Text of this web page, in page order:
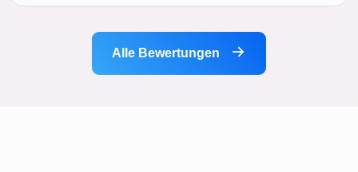
Alle Bewertungen